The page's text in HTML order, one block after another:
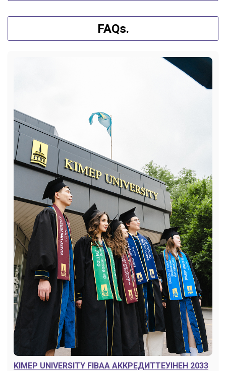
KIMEP UNIVERSITY FIBAA АККРЕДИТТЕУІНЕН 2033
FAQs.
БАҒАЛАУ
ҚАШЫҚТЫҚТАН ОҚЫТУ КЕЗЕҢІ
БАЙЛАНЫС МӘСЛЕЛЕРІ
ИНТЕРНЕТКЕ БАЙЛАНЫСТЫ СҰРАҚТАР